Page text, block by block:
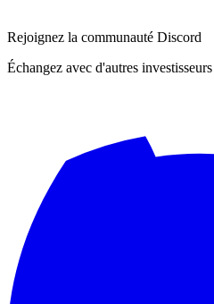
Rejoignez la communauté Discord
Échangez avec d'autres